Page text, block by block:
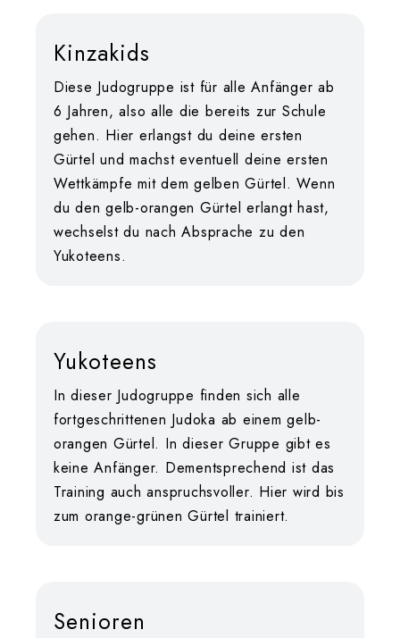
Kinzakids
Diese Judogruppe ist für alle Anfänger ab
6 Jahren, also alle die bereits zur Schule
gehen. Hier erlangst du deine ersten
Gürtel und machst eventuell deine ersten
Wettkämpfe mit dem gelben Gürtel. Wenn
du den gelb-orangen Gürtel erlangt hast,
wechselst du nach Absprache zu den
Yukoteens.
Yukoteens
In dieser Judogruppe finden sich alle
fortgeschrittenen Judoka ab einem gelb-
orangen Gürtel. In dieser Gruppe gibt es
keine Anfänger. Dementsprechend ist das
Training auch anspruchsvoller. Hier wird bis
zum orange-grünen Gürtel trainiert.
Senioren